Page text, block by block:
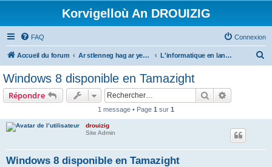
Korvigelloù An DROUIZIG
FAQ Connexion
Accueil du forum Ar stlenneg hag ar yezhoù bihan er bed a-bezh L'informatique en langues régionales et minoritaires
Windows 8 disponible en Tamazight
Répondre Rechercher
1 message • Page 1 sur 1
drouizig
Site Admin
Windows 8 disponible en Tamazight